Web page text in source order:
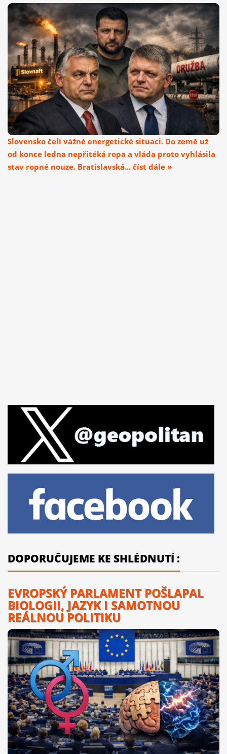
Slovensko čelí vážné energetické situaci. Do země už
od konce ledna nepřitéká ropa a vláda proto vyhlásila
stav ropné nouze. Bratislavská... číst dále »
DOPORUČUJEME KE SHLÉDNUTÍ :
EVROPSKÝ PARLAMENT POŠLAPAL
BIOLOGII, JAZYK I SAMOTNOU
REÁLNOU POLITIKU